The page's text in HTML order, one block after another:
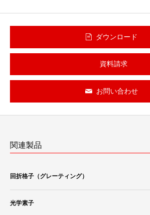
ダウンロード
資料請求
お問い合わせ
関連製品
回折格子（グレーティング）
光学素子